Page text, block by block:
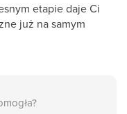
etapie daje Ci
już na samym